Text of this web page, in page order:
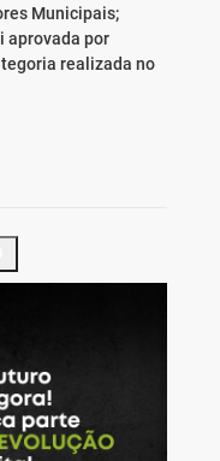
Municipais;
aprovada por
realizada no